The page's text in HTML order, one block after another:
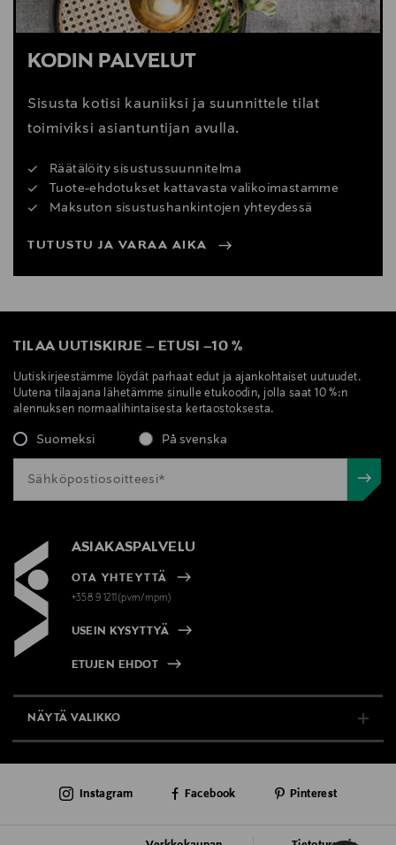
KODIN PALVELUT
Sisusta kotisi kauniiksi ja suunnittele tilat
toimiviksi asiantuntijan avulla.
Räätälöity sisustussuunnitelma
Tuote-ehdotukset kattavasta valikoimastamme
Maksuton sisustushankintojen yhteydessä
TUTUSTU JA VARAA AIKA
TILAA UUTISKIRJE – ETUSI –10 %
Uutiskirjeestämme löydät parhaat edut ja ajankohtaiset uutuudet.
Uutena tilaajana lähetämme sinulle etukoodin, jolla saat 10 %:n
alennuksen normaalihintaisesta kertaostoksesta.
Suomeksi På svenska
ASIAKASPALVELU
OTA YHTEYTTÄ
+358 9 1211(pvm/mpm)
USEIN KYSYTTYÄ
ETUJEN EHDOT
NÄYTÄ VALIKKO
AJANKOHTAISTA
Instagram Facebook Pinterest